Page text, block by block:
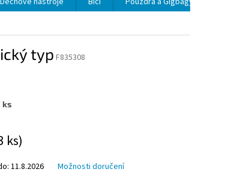
typ F835308
ks
ks)
11.8.2026 Možnosti doručení